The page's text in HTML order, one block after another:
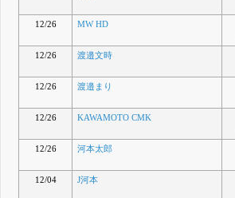
12/26 MW HD
12/26 渡邉文時
12/26 渡邉まり
12/26 KAWAMOTO CMK
12/26 河本太郎
12/04 J河本